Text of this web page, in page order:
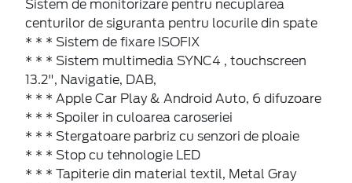
Sistem de monitorizare pentru necuplarea
centurilor de siguranta pentru locurile din spate
* * * Sistem de fixare ISOFIX
* * * Sistem multimedia SYNC4 , touchscreen
13.2", Navigatie, DAB,
* * * Apple Car Play & Android Auto, 6 difuzoare
* * * Spoiler in culoarea caroseriei
* * * Stergatoare parbriz cu senzori de ploaie
* * * Stop cu tehnologie LED
* * * Tapiterie din material textil, Metal Gray